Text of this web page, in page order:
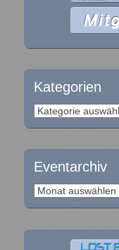
Kategorien
Kategorien
Eventarchiv
Eventarchiv